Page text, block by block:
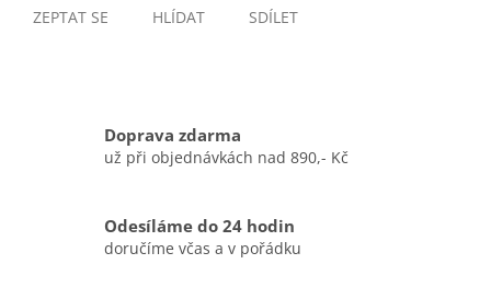
ZEPTAT SE HLÍDAT SDÍLET
Doprava zdarma
už při objednávkách nad 890,- Kč
Odesíláme do 24 hodin
doručíme včas a v pořádku